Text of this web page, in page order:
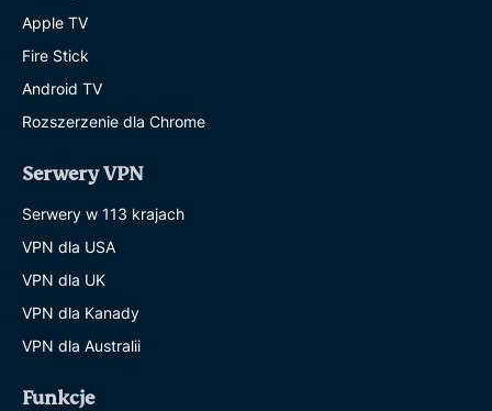
Apple TV
Fire Stick
Android TV
Rozszerzenie dla Chrome
Serwery VPN
Serwery w 113 krajach
VPN dla USA
VPN dla UK
VPN dla Kanady
VPN dla Australii
Funkcje